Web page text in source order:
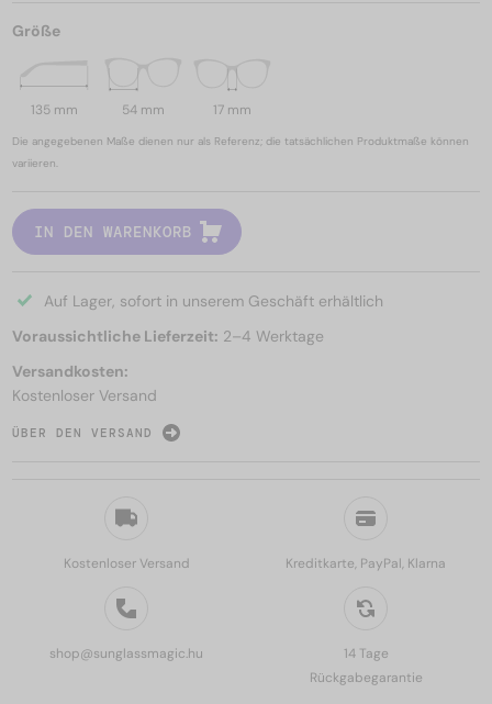
Kostenloser Versand Kreditkarte, PayPal, Klarna
shop@sunglassmagic.hu
14 Tage
Rückgabegarantie
Größe
135 mm 54 mm 17 mm
Die angegebenen Maße dienen nur als Referenz; die tatsächlichen Produktmaße können
variieren.
IN DEN WARENKORB
Auf Lager, sofort in unserem Geschäft erhältlich
Voraussichtliche Lieferzeit: 2–4 Werktage
Versandkosten:
Kostenloser Versand
ÜBER DEN VERSAND